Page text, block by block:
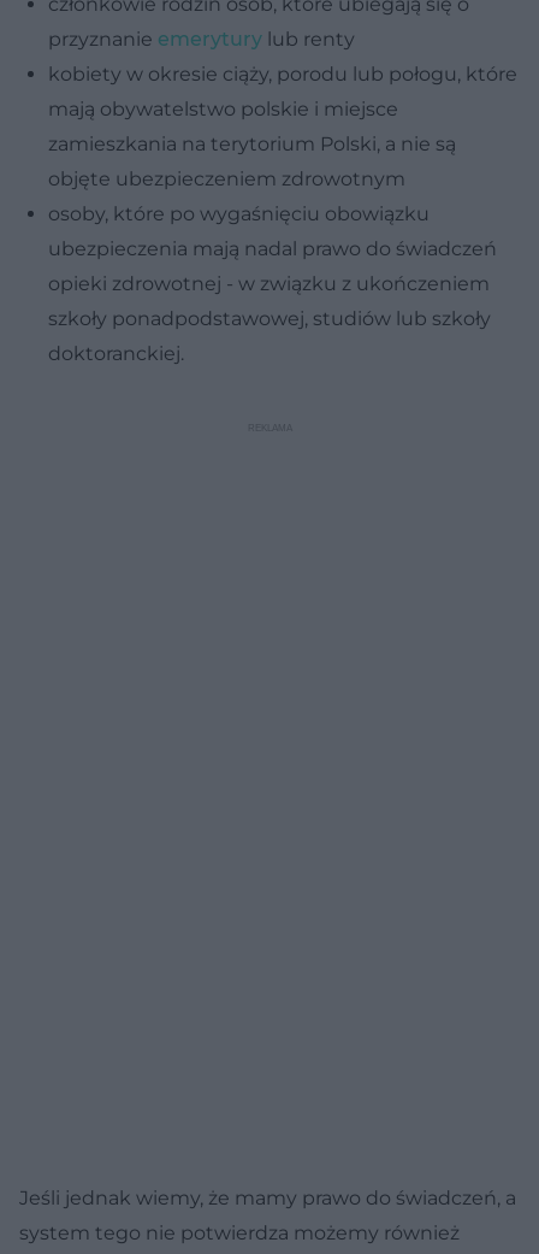
przyznanie emerytury lub renty
kobiety w okresie ciąży, porodu lub połogu, które
mają obywatelstwo polskie i miejsce
zamieszkania na terytorium Polski, a nie są
objęte ubezpieczeniem zdrowotnym
osoby, które po wygaśnięciu obowiązku
ubezpieczenia mają nadal prawo do świadczeń
opieki zdrowotnej - w związku z ukończeniem
szkoły ponadpodstawowej, studiów lub szkoły
doktoranckiej.
Jeśli jednak wiemy, że mamy prawo do świadczeń, a
system tego nie potwierdza możemy również